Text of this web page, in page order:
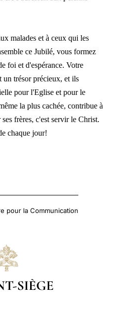
malades et à ceux qui les
ce Jubilé, vous formez
foi et d'espérance. Votre
un trésor précieux, et ils
pour l'Eglise et pour le
la plus cachée, contribue à
frères, c'est servir le Christ.
chaque jour!
pour la Communication
SIÈGE